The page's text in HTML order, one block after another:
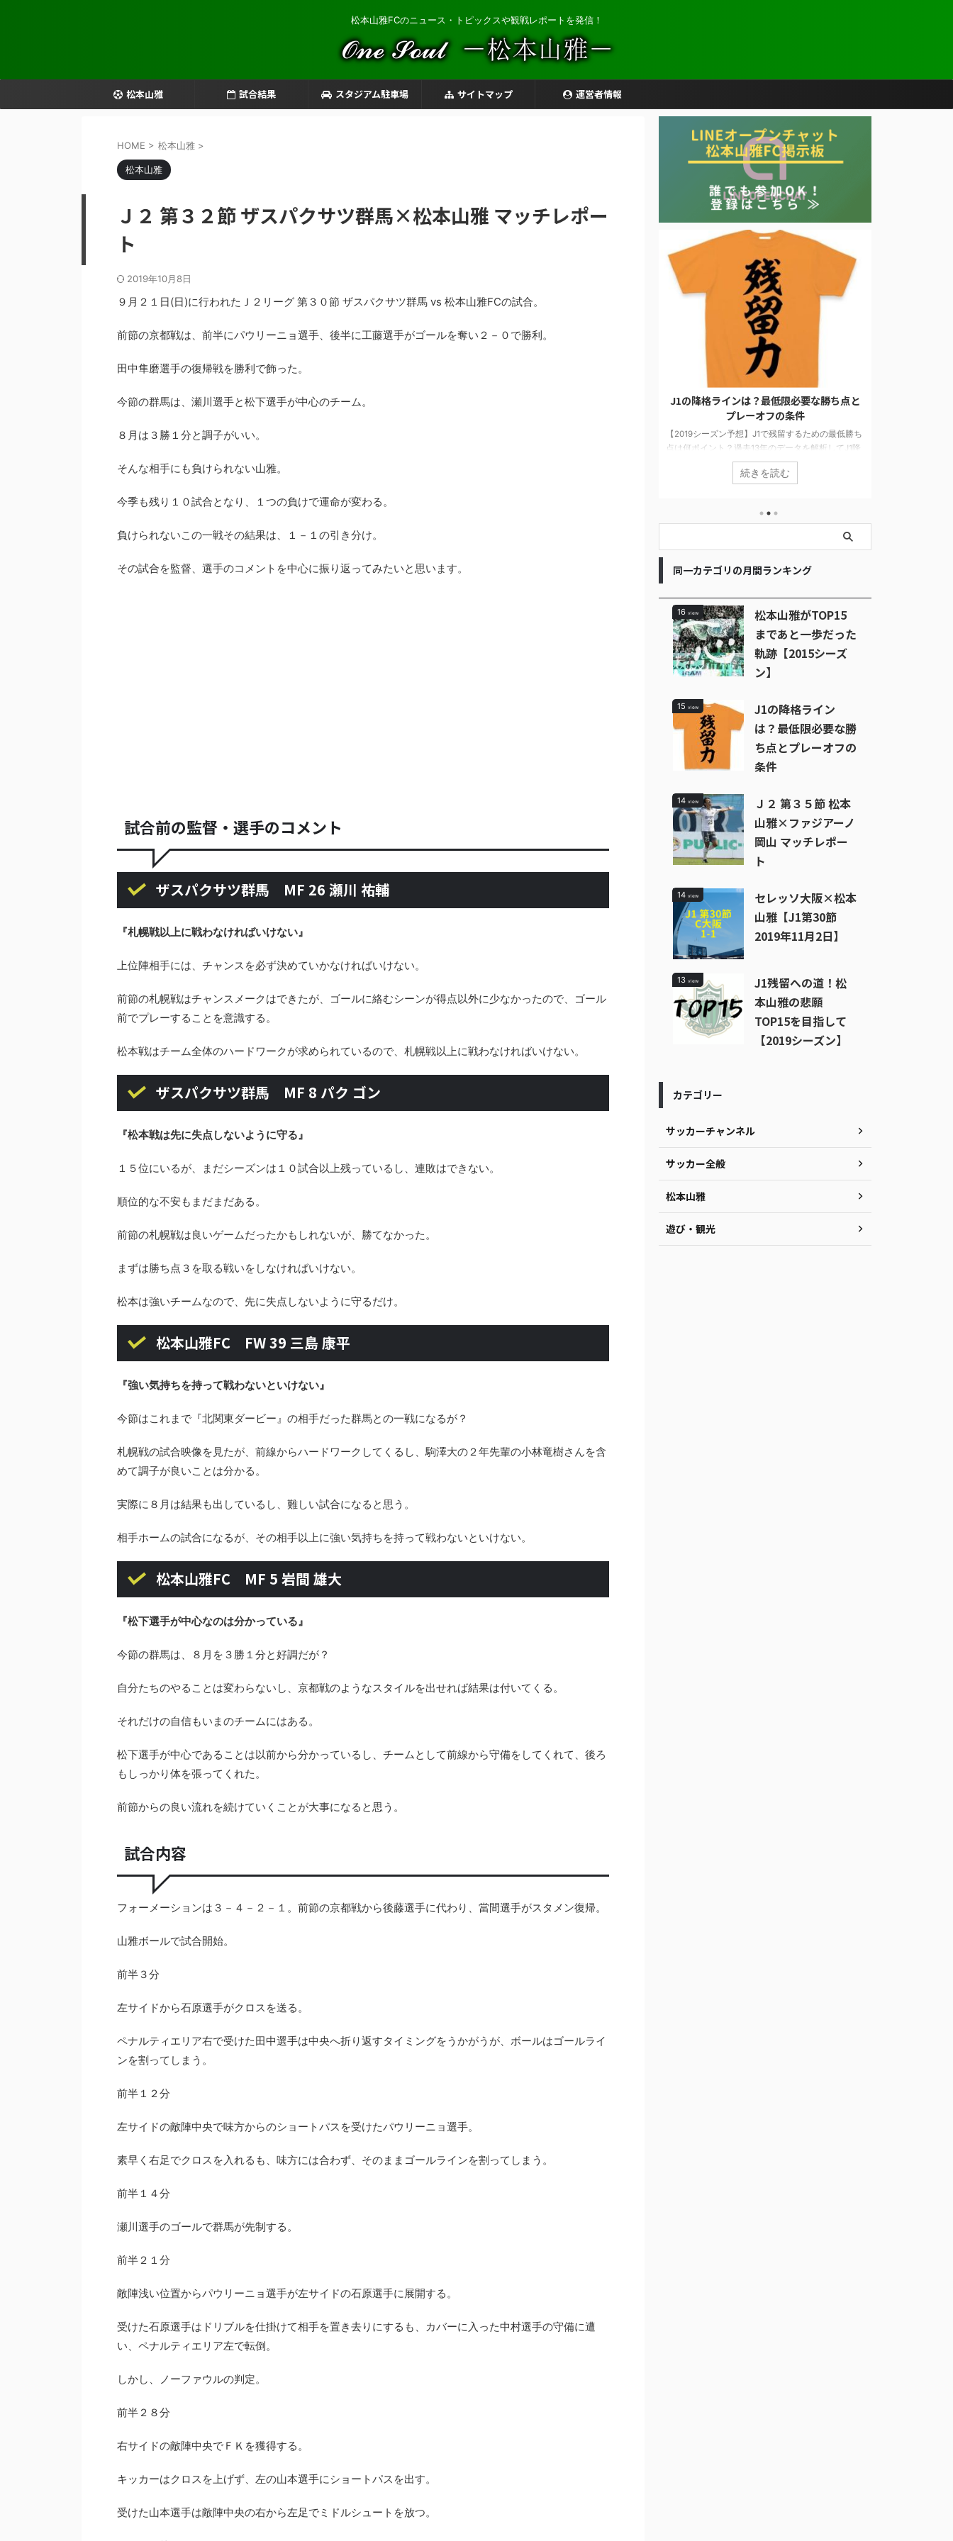
松本山雅FCのニュース・トピックスや観戦レポートを発信！
松本山雅 試合結果 スタジアム駐車場 サイトマップ 運営者情報
HOME > 松本山雅 >
松本山雅
Ｊ２ 第３２節 ザスパクサツ群馬×松本山雅 マッチレポー
ト
2019年10月8日
９月２１日(日)に行われたＪ２リーグ 第３０節 ザスパクサツ群馬 vs 松本山雅FCの試合。
前節の京都戦は、前半にパウリーニョ選手、後半に工藤選手がゴールを奪い２－０で勝利。
田中隼磨選手の復帰戦を勝利で飾った。
今節の群馬は、瀬川選手と松下選手が中心のチーム。
８月は３勝１分と調子がいい。
そんな相手にも負けられない山雅。
今季も残り１０試合となり、１つの負けで運命が変わる。
負けられないこの一戦その結果は、１－１の引き分け。
その試合を監督、選手のコメントを中心に振り返ってみたいと思います。
試合前の監督・選手のコメント
ザスパクサツ群馬 MF 26 瀬川 祐輔
『札幌戦以上に戦わなければいけない』
上位陣相手には、チャンスを必ず決めていかなければいけない。
前節の札幌戦はチャンスメークはできたが、ゴールに絡むシーンが得点以外に少なかったので、ゴール
前でプレーすることを意識する。
松本戦はチーム全体のハードワークが求められているので、札幌戦以上に戦わなければいけない。
ザスパクサツ群馬 MF 8 パク ゴン
『松本戦は先に失点しないように守る』
１５位にいるが、まだシーズンは１０試合以上残っているし、連敗はできない。
順位的な不安もまだまだある。
前節の札幌戦は良いゲームだったかもしれないが、勝てなかった。
まずは勝ち点３を取る戦いをしなければいけない。
松本は強いチームなので、先に失点しないように守るだけ。
松本山雅FC FW 39 三島 康平
『強い気持ちを持って戦わないといけない』
今節はこれまで『北関東ダービー』の相手だった群馬との一戦になるが？
札幌戦の試合映像を見たが、前線からハードワークしてくるし、駒澤大の２年先輩の小林竜樹さんを含
めて調子が良いことは分かる。
実際に８月は結果も出しているし、難しい試合になると思う。
相手ホームの試合になるが、その相手以上に強い気持ちを持って戦わないといけない。
松本山雅FC MF 5 岩間 雄大
『松下選手が中心なのは分かっている』
今節の群馬は、８月を３勝１分と好調だが？
自分たちのやることは変わらないし、京都戦のようなスタイルを出せれば結果は付いてくる。
それだけの自信もいまのチームにはある。
松下選手が中心であることは以前から分かっているし、チームとして前線から守備をしてくれて、後ろ
もしっかり体を張ってくれた。
前節からの良い流れを続けていくことが大事になると思う。
試合内容
フォーメーションは３－４－２－１。前節の京都戦から後藤選手に代わり、當間選手がスタメン復帰。
山雅ボールで試合開始。
前半３分
左サイドから石原選手がクロスを送る。
ペナルティエリア右で受けた田中選手は中央へ折り返すタイミングをうかがうが、ボールはゴールライ
ンを割ってしまう。
前半１２分
左サイドの敵陣中央で味方からのショートパスを受けたパウリーニョ選手。
素早く右足でクロスを入れるも、味方には合わず、そのままゴールラインを割ってしまう。
前半１４分
瀬川選手のゴールで群馬が先制する。
前半２１分
敵陣浅い位置からパウリーニョ選手が左サイドの石原選手に展開する。
受けた石原選手はドリブルを仕掛けて相手を置き去りにするも、カバーに入った中村選手の守備に遭
い、ペナルティエリア左で転倒。
しかし、ノーファウルの判定。
前半２８分
右サイドの敵陣中央でＦＫを獲得する。
キッカーはクロスを上げず、左の山本選手にショートパスを出す。
受けた山本選手は敵陣中央の右から左足でミドルシュートを放つ。
本山雅がTOP15まであと一歩だった軌跡
シーズンに松本山雅がJ1のTOP15にチャレンジ
た4試合を当時の他チームの状況や気持ちを書い
います。最終順位は16位でしたが最後まで健闘し
【Jリーグ順位予想2019】サッカー解説者&
どこよりも遅い順位予想です。サッカー解説者の予
想や独自アンケートをもとに優勝・降格チームが明
島が筆頭です。降格候補は磐田、松本、仙台、鳥栖
パスにも注目です。どこが優勝するのか、降格がど
松本山雅がTOP15まであと一歩だった軌跡
【2015シーズン】
2015シーズンに松本山雅がJ1のTOP15にチャレンジ
した軌跡を振り返ります。J1に残ることを目指し戦
った4試合を当時の他チームの状況や気持ちを書い
ています。最終順位は16位でしたが最後まで健闘し
続きを読む
同一カテゴリの月間ランキング
16 view
松本山雅がTOP15
まであと一歩だった
軌跡【2015シーズ
ン】
15 view
J1の降格ライン
は？最低限必要な勝
ち点とプレーオフの
条件
14 view
Ｊ２ 第３５節 松本
山雅×ファジアーノ
岡山 マッチレポー
ト
14 view
セレッソ大阪×松本
山雅【J1第30節
2019年11月2日】
13 view
J1残留への道！松
本山雅の悲願
TOP15を目指して
【2019シーズン】
カテゴリー
サッカーチャンネル
サッカー全般
松本山雅
遊び・観光